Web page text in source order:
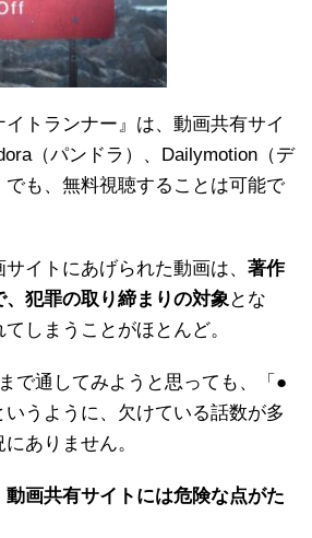
イトランナー』は、動画共有サイ
（パンドラ）、Dailymotion（デ
でも、無料視聴することは可能で
イトにあげられた動画は、 著作
犯罪の取り締まりの対象 とな
しまうことがほとんど。
で通してみようと思っても、「●
うように、欠けている話数が多
ありません。
動画共有サイトには危険な点がた